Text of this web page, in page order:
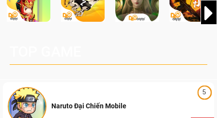
5
Naruto Đại Chiến Mobile